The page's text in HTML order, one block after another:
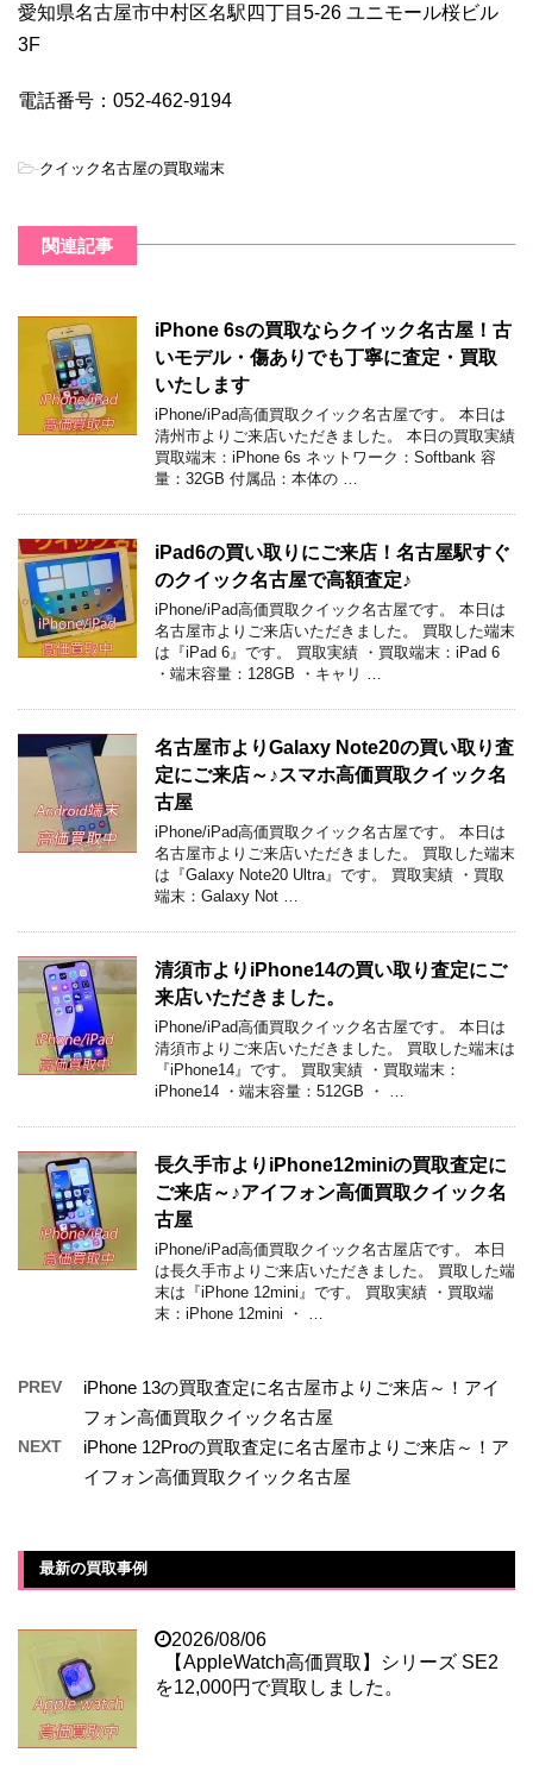
愛知県名古屋市中村区名駅四丁目5-26 ユニモール桜ビル
3F
電話番号：052-462-9194
-クイック名古屋の買取端末
関連記事
iPhone 6sの買取ならクイック名古屋！古
いモデル・傷ありでも丁寧に査定・買取
いたします
iPhone/iPad高価買取クイック名古屋です。 本日は
清州市よりご来店いただきました。 本日の買取実績
買取端末：iPhone 6s ネットワーク：Softbank 容
量：32GB 付属品：本体の …
iPad6の買い取りにご来店！名古屋駅すぐ
のクイック名古屋で高額査定♪
iPhone/iPad高価買取クイック名古屋です。 本日は
名古屋市よりご来店いただきました。 買取した端末
は『iPad 6』です。 買取実績 ・買取端末：iPad 6
・端末容量：128GB ・キャリ …
名古屋市よりGalaxy Note20の買い取り査
定にご来店～♪スマホ高価買取クイック名
古屋
iPhone/iPad高価買取クイック名古屋です。 本日は
名古屋市よりご来店いただきました。 買取した端末
は『Galaxy Note20 Ultra』です。 買取実績 ・買取
端末：Galaxy Not …
清須市よりiPhone14の買い取り査定にご
来店いただきました。
iPhone/iPad高価買取クイック名古屋です。 本日は
清須市よりご来店いただきました。 買取した端末は
『iPhone14』です。 買取実績 ・買取端末：
iPhone14 ・端末容量：512GB ・ …
長久手市よりiPhone12miniの買取査定に
ご来店～♪アイフォン高価買取クイック名
古屋
iPhone/iPad高価買取クイック名古屋店です。 本日
は長久手市よりご来店いただきました。 買取した端
末は『iPhone 12mini』です。 買取実績 ・買取端
末：iPhone 12mini ・ …
PREV
iPhone 13の買取査定に名古屋市よりご来店～！アイ
フォン高価買取クイック名古屋
NEXT
iPhone 12Proの買取査定に名古屋市よりご来店～！ア
イフォン高価買取クイック名古屋
最新の買取事例
2026/08/06
【AppleWatch高価買取】シリーズ SE2
を12,000円で買取しました。